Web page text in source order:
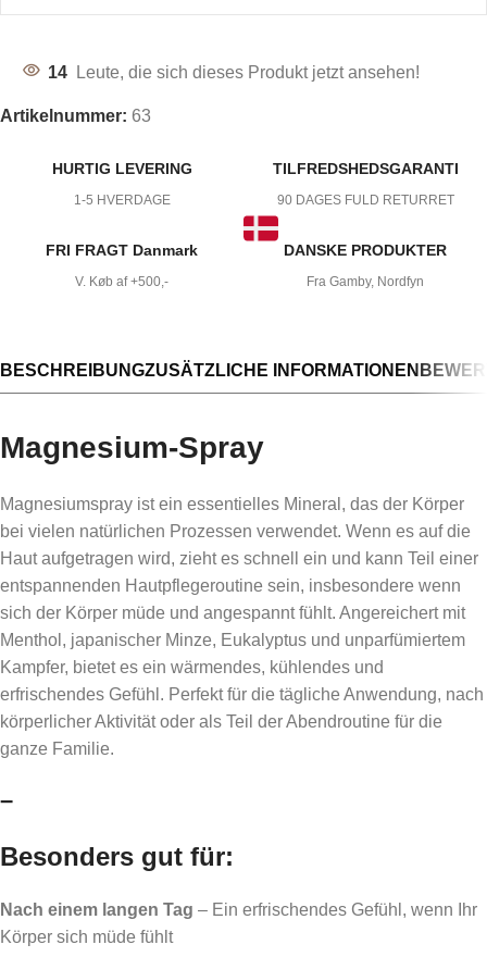
14 Leute, die sich dieses Produkt jetzt ansehen!
Artikelnummer: 63
HURTIG LEVERING
1-5 HVERDAGE
TILFREDSHEDSGARANTI
90 DAGES FULD RETURRET
FRI FRAGT Danmark
V. Køb af +500,-
DANSKE PRODUKTER
Fra Gamby, Nordfyn
BESCHREIBUNGZUSÄTZLICHE INFORMATIONEN
Magnesium-Spray
Magnesiumspray ist ein essentielles Mineral, das der Körper
bei vielen natürlichen Prozessen verwendet. Wenn es auf die
Haut aufgetragen wird, zieht es schnell ein und kann Teil einer
entspannenden Hautpflegeroutine sein, insbesondere wenn
sich der Körper müde und angespannt fühlt. Angereichert mit
Menthol, japanischer Minze, Eukalyptus und unparfümiertem
Kampfer, bietet es ein wärmendes, kühlendes und
erfrischendes Gefühl. Perfekt für die tägliche Anwendung, nach
körperlicher Aktivität oder als Teil der Abendroutine für die
ganze Familie.
–
Besonders gut für:
Nach einem langen Tag – Ein erfrischendes Gefühl, wenn Ihr
Körper sich müde fühlt